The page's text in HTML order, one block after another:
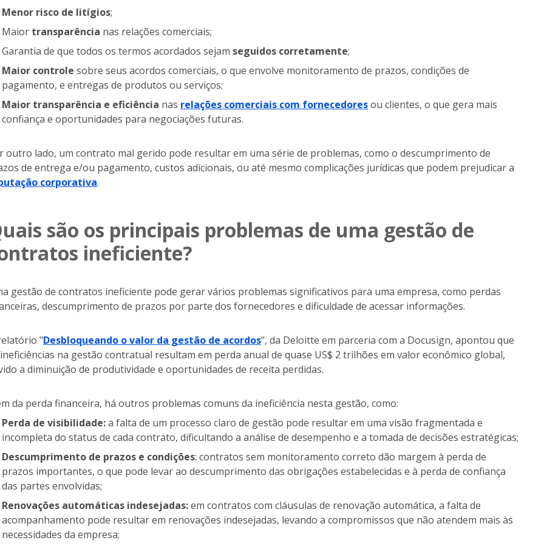
Menor risco de litígios;
Maior transparência nas relações comerciais;
Garantia de que todos os termos acordados sejam seguidos corretamente;
Maior controle sobre seus acordos comerciais, o que envolve monitoramento de prazos, condições de
pagamento, e entregas de produtos ou serviços;
Maior transparência e eficiência nas relações comerciais com fornecedoresou clientes, o que gera mais
confiança e oportunidades para negociações futuras.
outro lado, um contrato mal gerido pode resultar em uma série de problemas, como o descumprimento de
de entrega e/ou pagamento, custos adicionais, ou até mesmo complicações jurídicas que podem prejudicar a
corporativa.
são os principais problemas de uma gestão de
ineficiente?
gestão de contratos ineficiente pode gerar vários problemas significativos para uma empresa, como perdas
descumprimento de prazos por parte dos fornecedores e dificuldade de acessar informações.
"Desbloqueando o valor da gestão de acordos", da Deloitte em parceria com a Docusign, apontou que
na gestão contratual resultam em perda anual de quase US$ 2 trilhões em valor econômico global,
a diminuição de produtividade e oportunidades de receita perdidas.
da perda financeira, há outros problemas comuns da ineficiência nesta gestão, como:
Perda de visibilidade:a falta de um processo claro de gestão pode resultar em uma visão fragmentada e
incompleta do status de cada contrato, dificultando a análise de desempenho e a tomada de decisões estratégicas;
Descumprimento de prazos e condições: contratos sem monitoramento correto dão margem à perda de
prazos importantes, o que pode levar ao descumprimento das obrigações estabelecidas e à perda de confiança
das partes envolvidas;
Renovações automáticas indesejadas:em contratos com cláusulas de renovação automática, a falta de
acompanhamento pode resultar em renovações indesejadas, levando a compromissos que não atendem mais às
necessidades da empresa;